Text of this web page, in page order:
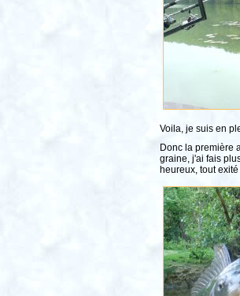
Voila, je suis en
Donc la première
graine, j'ai fais
heureux, tout